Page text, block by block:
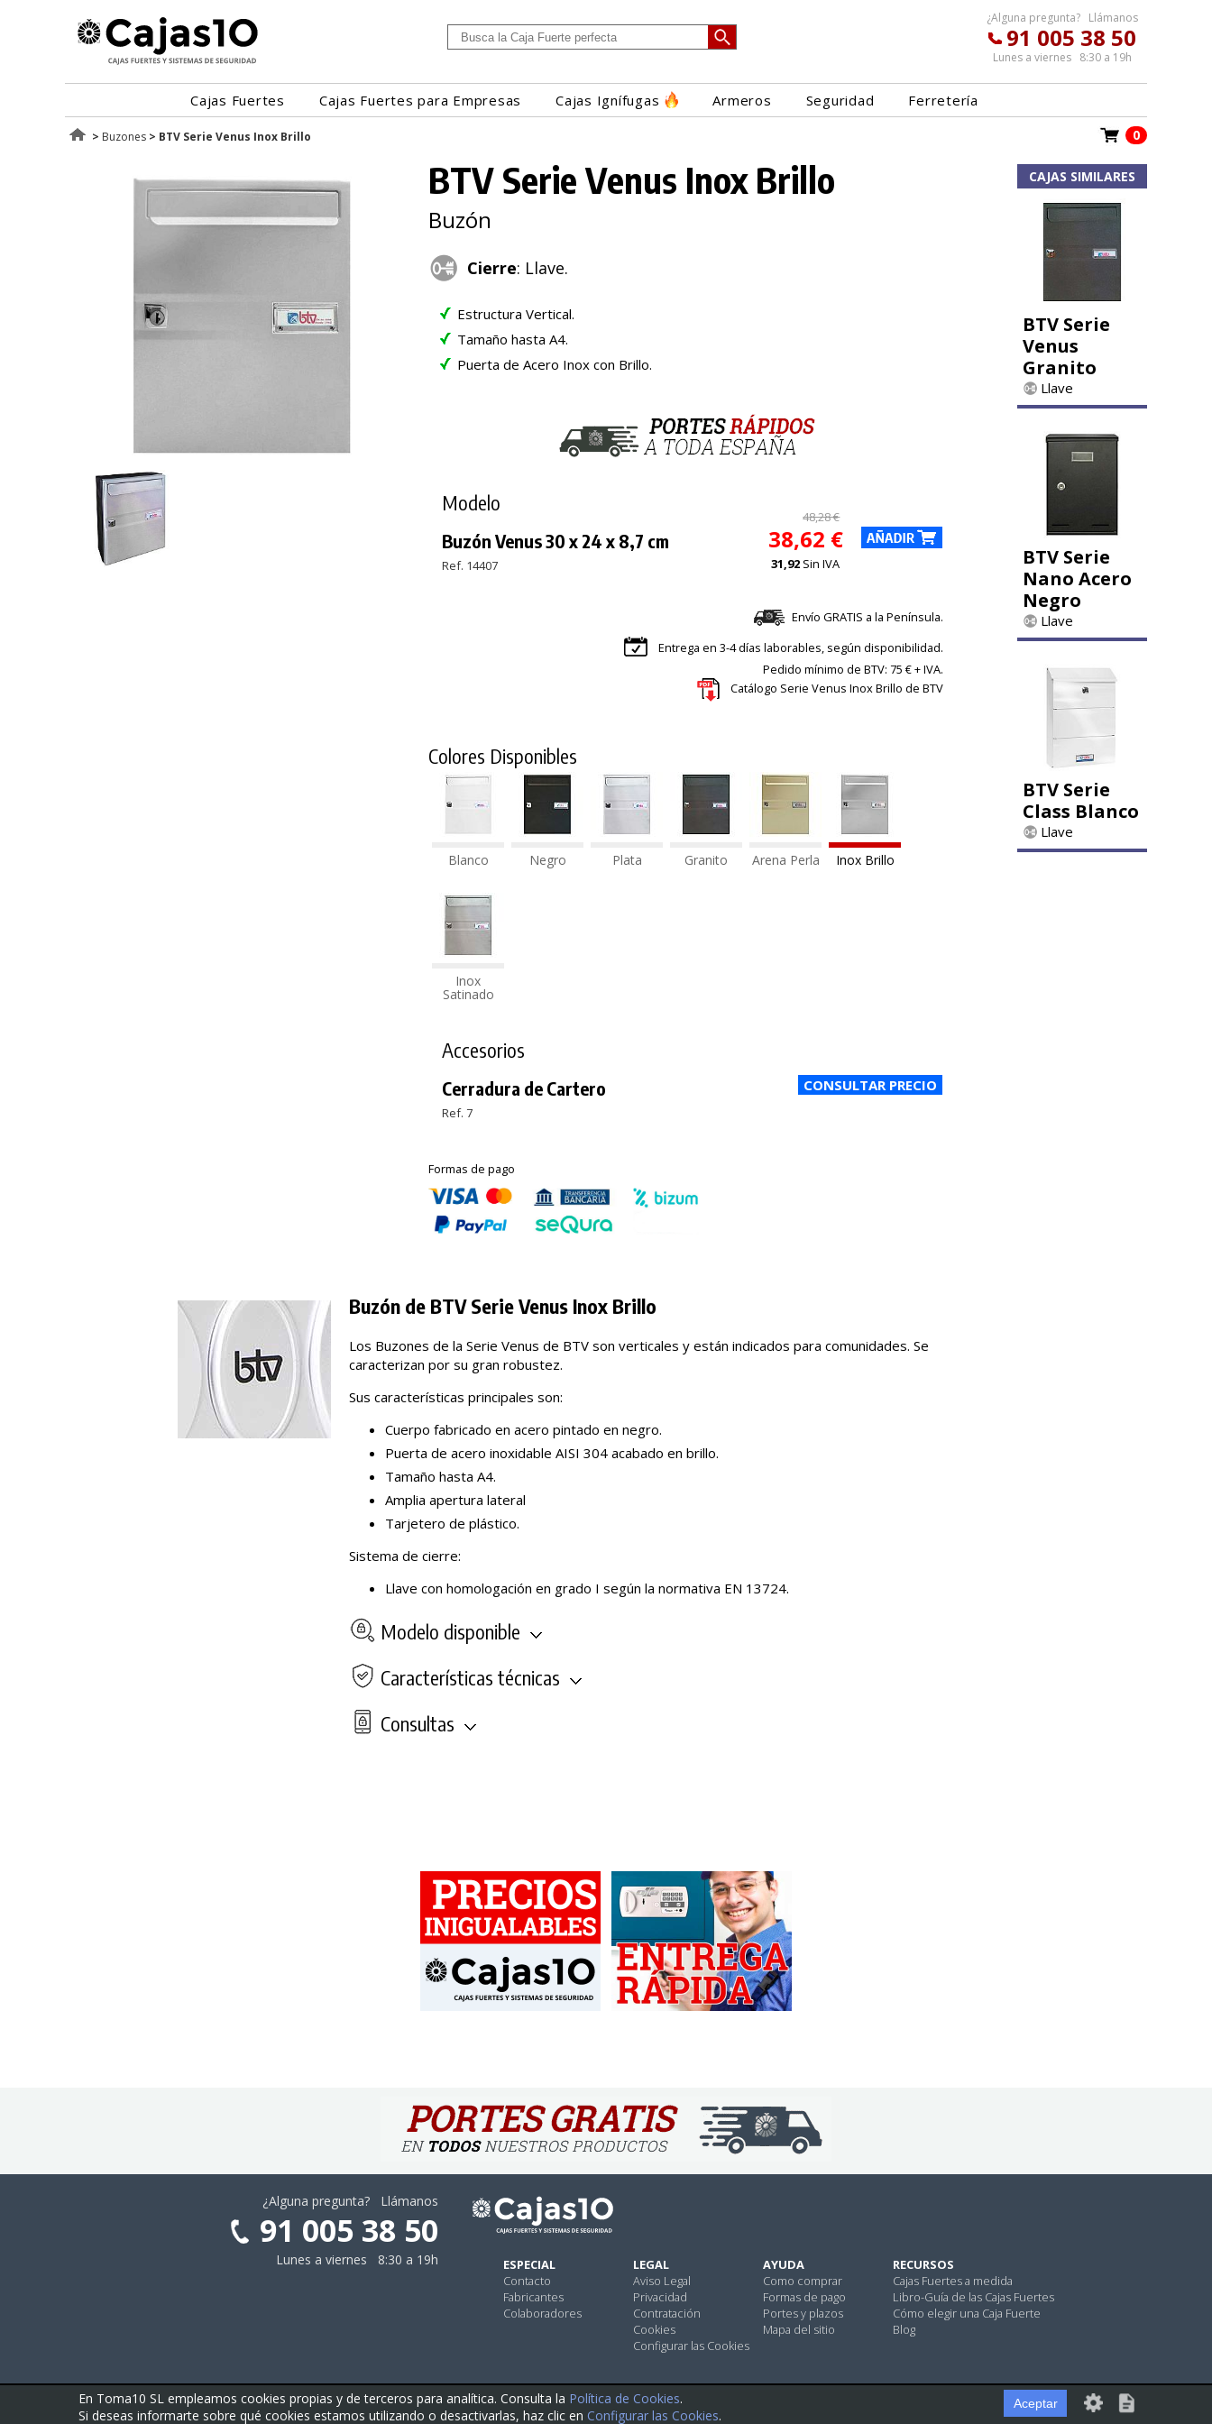
¿Alguna pregunta? Llámanos
91 005 38 50
Lunes a viernes 8:30 a 19h
Cajas Fuertes Cajas Fuertes para Empresas Cajas Ignífugas Armeros Seguridad Ferretería
> Buzones > BTV Serie Venus Inox Brillo 0
BTV Serie Venus Inox Brillo
Buzón
Cierre: Llave.
Estructura Vertical.
Tamaño hasta A4.
Puerta de Acero Inox con Brillo.
Modelo
Buzón Venus 30 x 24 x 8,7 cm
Ref. 14407
48,28 €
38,62 €
31,92 Sin IVA
Envío GRATIS a la Península.
Entrega en 3-4 días laborables, según disponibilidad.
Pedido mínimo de BTV: 75 € + IVA.
Catálogo Serie Venus Inox Brillo de BTV
Colores Disponibles
Blanco Negro Plata Granito Arena Perla Inox Brillo
Inox
Satinado
Accesorios
Cerradura de Cartero
Ref. 7
Formas de pago
Buzón de BTV Serie Venus Inox Brillo
Los Buzones de la Serie Venus de BTV son verticales y están indicados para comunidades. Se
caracterizan por su gran robustez.
Sus características principales son:
Cuerpo fabricado en acero pintado en negro.
Puerta de acero inoxidable AISI 304 acabado en brillo.
Tamaño hasta A4.
Amplia apertura lateral
Tarjetero de plástico.
Sistema de cierre:
Llave con homologación en grado I según la normativa EN 13724.
Modelo disponible
Características técnicas
Consultas
CAJAS SIMILARES
BTV Serie
Venus
Granito
Llave
BTV Serie
Nano Acero
Negro
Llave
BTV Serie
Class Blanco
Llave
¿Alguna pregunta? Llámanos
91 005 38 50
Lunes a viernes 8:30 a 19h
ESPECIAL
Contacto
Fabricantes
Colaboradores
LEGAL
Aviso Legal
Privacidad
Contratación
Cookies
Configurar las Cookies
AYUDA
Como comprar
Formas de pago
Portes y plazos
Mapa del sitio
RECURSOS
Cajas Fuertes a medida
Libro-Guía de las Cajas Fuertes
Cómo elegir una Caja Fuerte
Blog
© Cajas10.com ·contacto@cajas10.com
En Toma10 SL empleamos cookies propias y de terceros para analítica. Consulta la Política de Cookies.
Si deseas informarte sobre qué cookies estamos utilizando o desactivarlas, haz clic en Configurar las Cookies.
Aceptar